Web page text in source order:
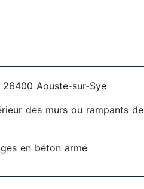
26400 Aouste-sur-Sye
des murs ou rampants de
en béton armé